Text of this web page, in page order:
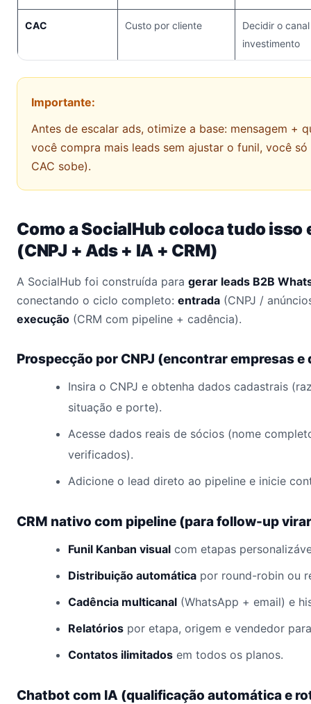
CAC Custo por cliente
Decidir o
investimento
Importante:
Antes de escalar ads, otimize a base: mensagem +
você compra mais leads sem ajustar o funil, você
CAC sobe).
Como a SocialHub coloca tudo isso
(CNPJ + Ads + IA + CRM)
A SocialHub foi construída para gerar leads B2B
conectando o ciclo completo: entrada (CNPJ /
execução (CRM com pipeline + cadência).
Prospecção por CNPJ (encontrar empresas e
Insira o CNPJ e obtenha dados cadastrais
situação e porte).
Acesse dados reais de sócios (nome
verificados).
Adicione o lead direto ao pipeline e inicie
CRM nativo com pipeline (para follow-up
Funil Kanban visual com etapas
Distribuição automática por round-robin ou
Cadência multicanal (WhatsApp + email) e
Relatórios por etapa, origem e vendedor
Contatos ilimitados em todos os planos.
Chatbot com IA (qualificação automática e